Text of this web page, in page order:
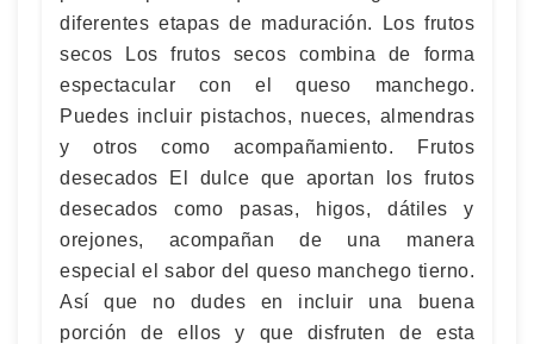
diferentes etapas de maduración. Los frutos
secos Los frutos secos combina de forma
espectacular con el queso manchego.
Puedes incluir pistachos, nueces, almendras
y otros como acompañamiento. Frutos
desecados El dulce que aportan los frutos
desecados como pasas, higos, dátiles y
orejones, acompañan de una manera
especial el sabor del queso manchego tierno.
Así que no dudes en incluir una buena
porción de ellos y que disfruten de esta